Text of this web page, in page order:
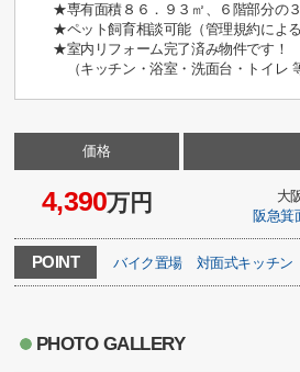
★専有面積８６．９３㎡、６階部分の
★ペット飼育相談可能（管理規約によ
★室内リフォーム完了済み物件です！
（キッチン・浴室・洗面台・トイレ
価格
4,390万円 大
阪急箕
POINT バイク置場 対面式キッチン
PHOTO GALLERY